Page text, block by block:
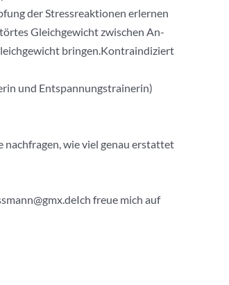
der Stressreaktionen erlernen
Gleichgewicht zwischen An-
bringen.Kontraindiziert
und Entspannungstrainerin)
nachfragen, wie viel genau erstattet
freue mich auf